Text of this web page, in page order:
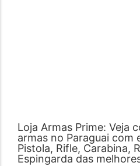
Loja Armas Prime: Veja
armas no Paraguai com
Pistola, Rifle, Carabina,
Espingarda das